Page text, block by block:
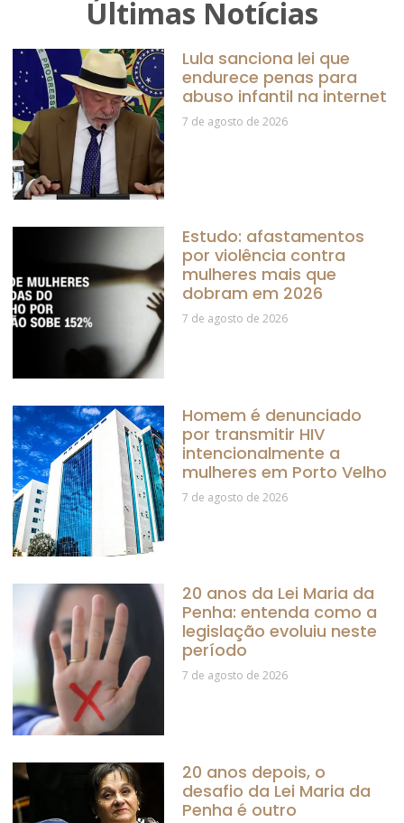
Últimas Notícias
Lula sanciona lei que
endurece penas para
abuso infantil na internet
7 de agosto de 2026
Estudo: afastamentos
por violência contra
mulheres mais que
dobram em 2026
7 de agosto de 2026
Homem é denunciado
por transmitir HIV
intencionalmente a
mulheres em Porto Velho
7 de agosto de 2026
20 anos da Lei Maria da
Penha: entenda como a
legislação evoluiu neste
período
7 de agosto de 2026
20 anos depois, o
desafio da Lei Maria da
Penha é outro